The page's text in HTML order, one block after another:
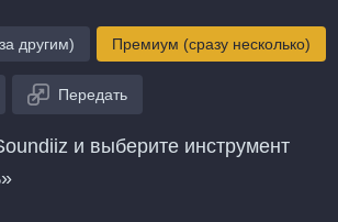
другим) Премиум (сразу несколько)
Передать
и выберите инструмент